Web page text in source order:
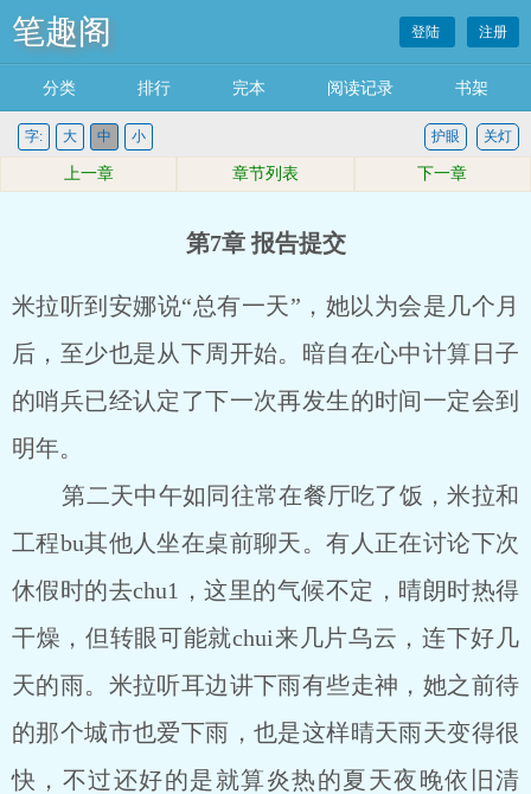
笔趣阁 登陆 注册
分类 排行 完本 阅读记录 书架
字: 大 中 小 关灯
护眼
上一章 章节列表 下一章
第7章 报告提交
米拉听到安娜说“总有一天”，她以为会是几个月
后，至少也是从下周开始。暗自在心中计算日子
的哨兵已经认定了下一次再发生的时间一定会到
明年。
第二天中午如同往常在餐厅吃了饭，米拉和
工程bu其他人坐在桌前聊天。有人正在讨论下次
休假时的去chu1，这里的气候不定，晴朗时热得
干燥，但转眼可能就chui来几片乌云，连下好几
天的雨。米拉听耳边讲下雨有些走神，她之前待
的那个城市也爱下雨，也是这样晴天雨天变得很
快，不过还好的是就算炎热的夏天夜晚依旧清